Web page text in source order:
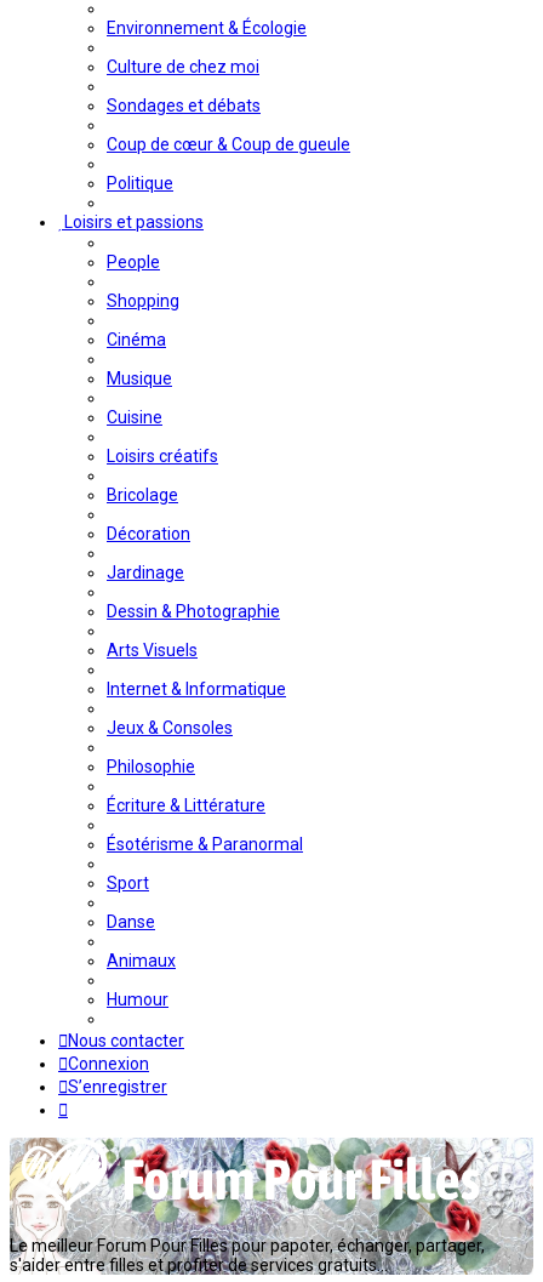
Environnement & Écologie
Culture de chez moi
Sondages et débats
Coup de cœur & Coup de gueule
Politique
Loisirs et passions
People
Shopping
Cinéma
Musique
Cuisine
Loisirs créatifs
Bricolage
Décoration
Jardinage
Dessin & Photographie
Arts Visuels
Internet & Informatique
Jeux & Consoles
Philosophie
Écriture & Littérature
Ésotérisme & Paranormal
Sport
Danse
Animaux
Humour
Nous contacter
Connexion
S’enregistrer
Le meilleur Forum Pour Filles pour papoter, échanger, partager,
s'aider entre filles et profiter de services gratuits...